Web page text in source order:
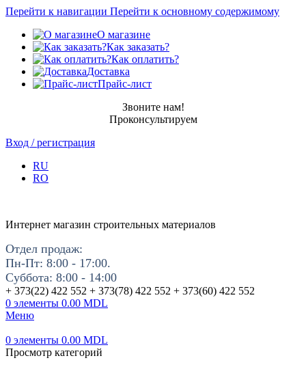
Перейти к навигации Перейти к основному содержимому
О магазине
Как заказать?
Как оплатить?
Доставка
Прайс-лист
Звоните нам!
Проконсультируем
Вход / регистрация
RU
RO
Интернет магазин строительных материалов
Отдел продаж:
Пн-Пт: 8:00 - 17:00.
Суббота: 8:00 - 14:00
+ 373(22) 422 552 + 373(78) 422 552 + 373(60) 422 552
0 элементы 0.00 MDL
Меню
0 элементы 0.00 MDL
Просмотр категорий